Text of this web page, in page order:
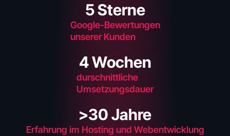
Google-Bewertungen
unserer Kunden
5 Sterne
durschnittliche
Umsetzungsdauer
4 Wochen
Erfahrung im Hosting und Webentwicklung
>30 Jahre